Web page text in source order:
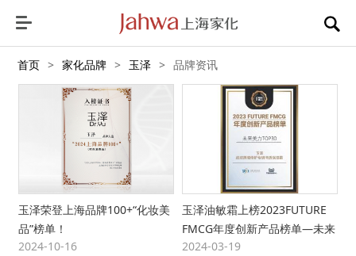
首页 > 家化品牌 > 玉泽 > 品牌资讯
玉泽荣登上海品牌100+“化妆美
品”榜单！
2024-10-16
玉泽油敏霜上榜2023FUTURE
FMCG年度创新产品榜单—未来
美力TOP30
2024-03-19